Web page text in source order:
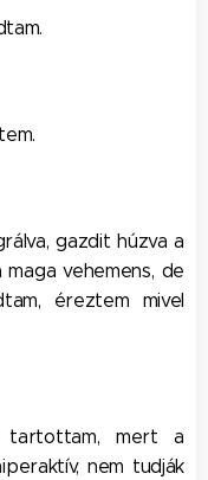
gazdit húzva a
vehemens, de
éreztem mivel
tartottam, mert a
nem tudják